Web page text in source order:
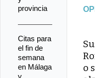
o
provincia
Citas para
el fin de
semana
en Málaga
y